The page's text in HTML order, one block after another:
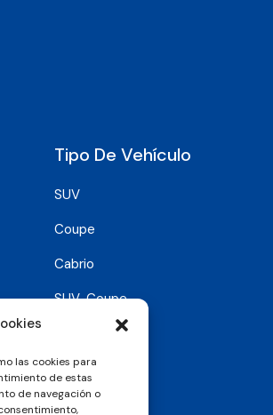
las cookies para
de estas
de navegación o
Tipo De Vehículo
SUV
Coupe
Cabrio
SUV-Coupe
Compacto